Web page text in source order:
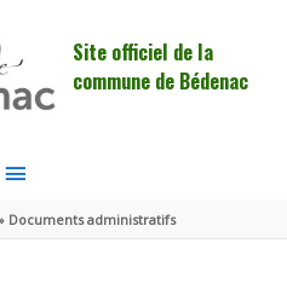
Site officiel de la
commune de Bédenac
MENU
PRINCIPAL
Documents administratifs